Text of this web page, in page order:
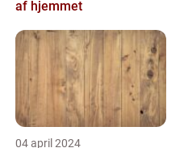
af hjemmet
04 april 2024